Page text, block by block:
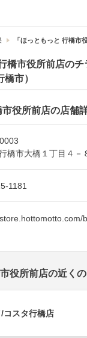
「ほっともっと 行橋市
橋市役所前店の
市）
役所前店の店舗
橋市大橋１丁目４－
1181
役所前店の近く
コスタ行橋店